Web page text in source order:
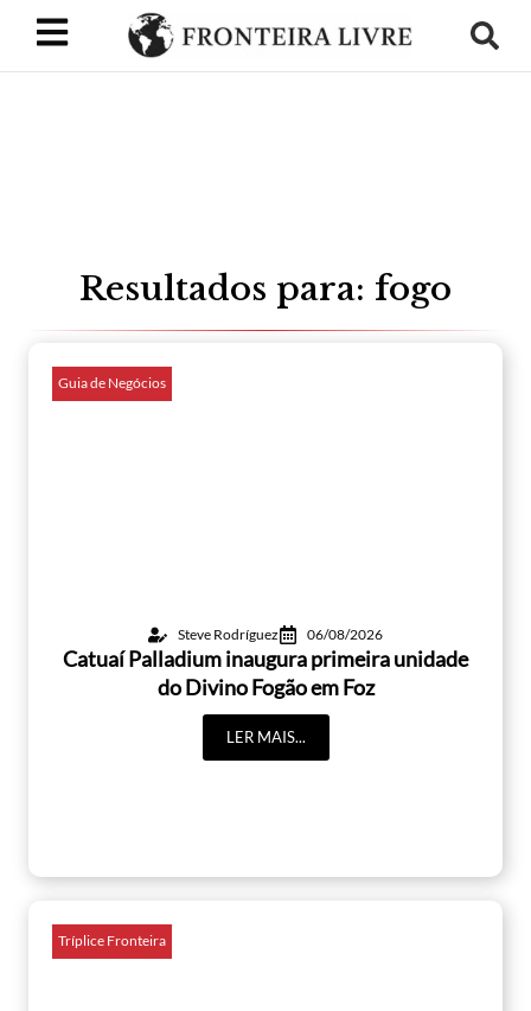
Resultados para: fogo
Guia de Negócios
Steve Rodríguez 06/08/2026
Catuaí Palladium inaugura primeira unidade
do Divino Fogão em Foz
LER MAIS...
Tríplice Fronteira